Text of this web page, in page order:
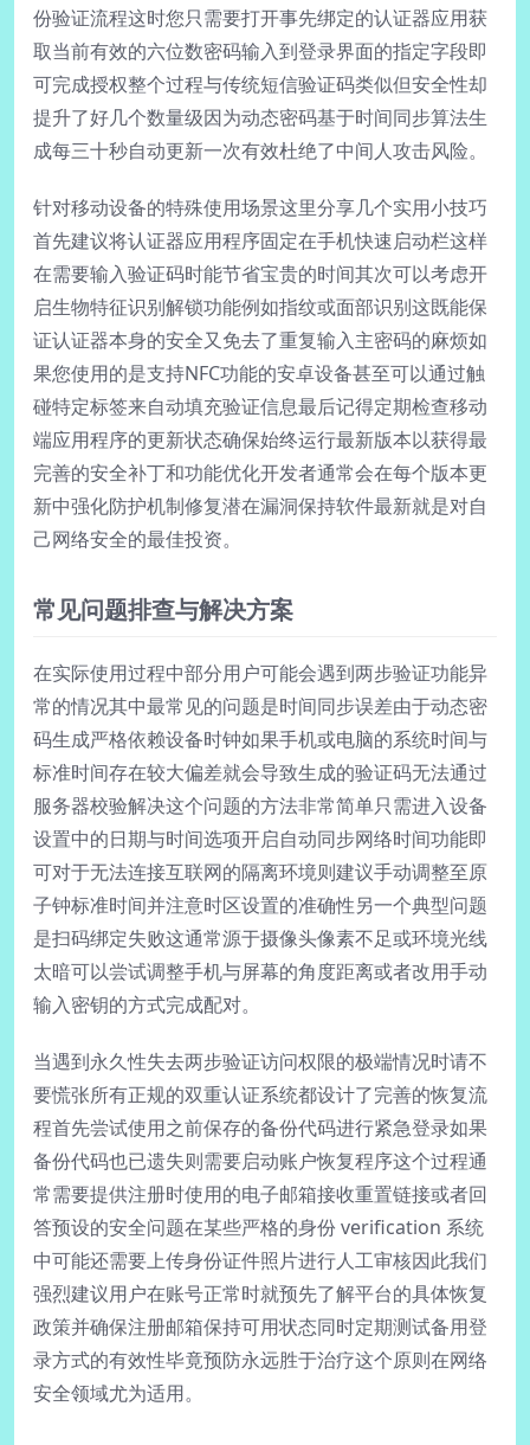
份验证流程这时您只需要打开事先绑定的认证器应用获
取当前有效的六位数密码输入到登录界面的指定字段即
可完成授权整个过程与传统短信验证码类似但安全性却
提升了好几个数量级因为动态密码基于时间同步算法生
成每三十秒自动更新一次有效杜绝了中间人攻击风险。
针对移动设备的特殊使用场景这里分享几个实用小技巧
首先建议将认证器应用程序固定在手机快速启动栏这样
在需要输入验证码时能节省宝贵的时间其次可以考虑开
启生物特征识别解锁功能例如指纹或面部识别这既能保
证认证器本身的安全又免去了重复输入主密码的麻烦如
果您使用的是支持NFC功能的安卓设备甚至可以通过触
碰特定标签来自动填充验证信息最后记得定期检查移动
端应用程序的更新状态确保始终运行最新版本以获得最
完善的安全补丁和功能优化开发者通常会在每个版本更
新中强化防护机制修复潜在漏洞保持软件最新就是对自
己网络安全的最佳投资。
常见问题排查与解决方案
在实际使用过程中部分用户可能会遇到两步验证功能异
常的情况其中最常见的问题是时间同步误差由于动态密
码生成严格依赖设备时钟如果手机或电脑的系统时间与
标准时间存在较大偏差就会导致生成的验证码无法通过
服务器校验解决这个问题的方法非常简单只需进入设备
设置中的日期与时间选项开启自动同步网络时间功能即
可对于无法连接互联网的隔离环境则建议手动调整至原
子钟标准时间并注意时区设置的准确性另一个典型问题
是扫码绑定失败这通常源于摄像头像素不足或环境光线
太暗可以尝试调整手机与屏幕的角度距离或者改用手动
输入密钥的方式完成配对。
当遇到永久性失去两步验证访问权限的极端情况时请不
要慌张所有正规的双重认证系统都设计了完善的恢复流
程首先尝试使用之前保存的备份代码进行紧急登录如果
备份代码也已遗失则需要启动账户恢复程序这个过程通
常需要提供注册时使用的电子邮箱接收重置链接或者回
答预设的安全问题在某些严格的身份 verification 系统
中可能还需要上传身份证件照片进行人工审核因此我们
强烈建议用户在账号正常时就预先了解平台的具体恢复
政策并确保注册邮箱保持可用状态同时定期测试备用登
录方式的有效性毕竟预防永远胜于治疗这个原则在网络
安全领域尤为适用。